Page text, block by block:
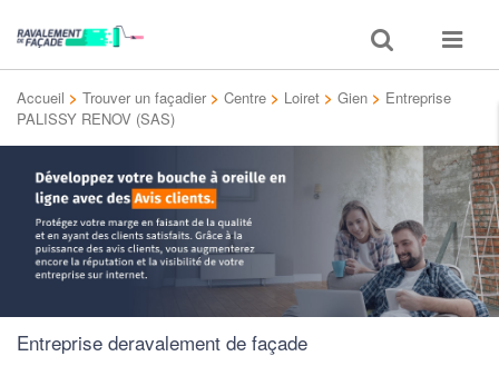
Toggle
search
Toggle
Accueil > Trouver un façadier > Centre > Loiret > Gien > Entreprise
PALISSY RENOV (SAS)
Entreprise deravalement de façade